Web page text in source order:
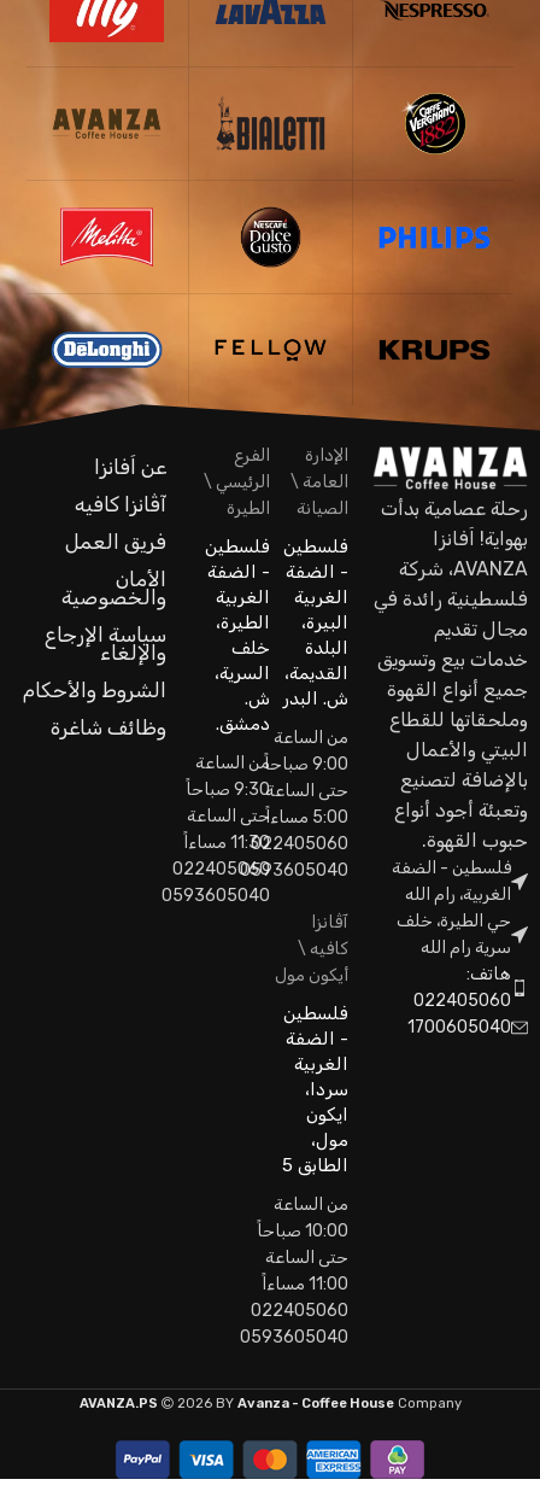
رحلة عصامية بدأت
بهواية! اَفانزا
AVANZA، شركة
فلسطينية رائدة في
مجال تقديم
خدمات بيع وتسويق
جميع أنواع القهوة
وملحقاتها للقطاع
البيتي والأعمال
بالإضافة لتصنيع
وتعبئة أجود أنواع
حبوب القهوة.
فلسطين - الضفة
الغربية، رام الله
حي الطيرة، خلف
سرية رام الله
هاتف:
022405060
1700605040
الإدارة
العامة \
الصيانة
فلسطين
- الضفة
الغربية
البيرة،
البلدة
القديمة،
ش. البدر
من الساعة
9:00 صباحاً
حتى الساعة
5:00 مساءاً
022405060
0593605040
الفرع
الرئيسي \
الطيرة
فلسطين
- الضفة
الغربية
الطيرة،
خلف
السرية،
ش.
دمشق.
من الساعة
9:30 صباحاً
حتى الساعة
11:30 مساءاً
022405060
0593605040
آڤانزا
كافيه \
أيكون مول
فلسطين
- الضفة
الغربية
سردا،
ايكون
مول،
الطابق 5
من الساعة
10:00 صباحاً
حتى الساعة
11:00 مساءاً
0593605040
عن اَفانزا
آڤانزا كافيه
فريق العمل
الأمان
والخصوصية
سياسة الإرجاع
والإلغاء
الشروط والأحكام
وظائف شاغرة
AVANZA.PS 2026 BY Avanza - Coffee HouseCompany